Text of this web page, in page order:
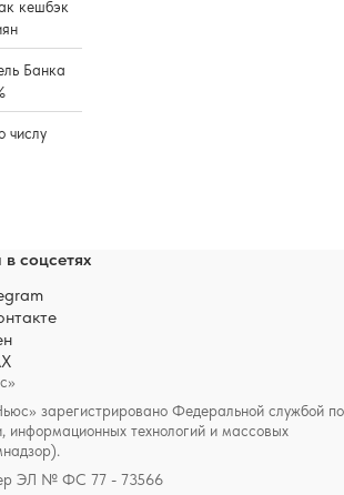
кешбэк
Банка
числу
зарегистрировано Федеральной службой по
информационных технологий и массовых
ЭЛ № ФС 77 - 73566
соцсетях